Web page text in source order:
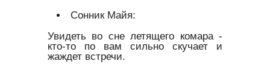
Сонник Майя:
Увидеть во сне летящего комара -
кто-то по вам сильно скучает и
жаждет встречи.